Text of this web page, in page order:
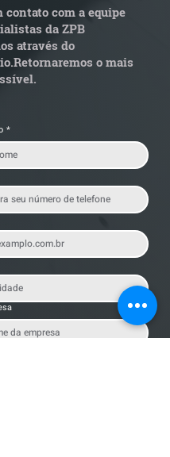
contato com a equipe
da ZPB
através do
Retornaremos o mais
*